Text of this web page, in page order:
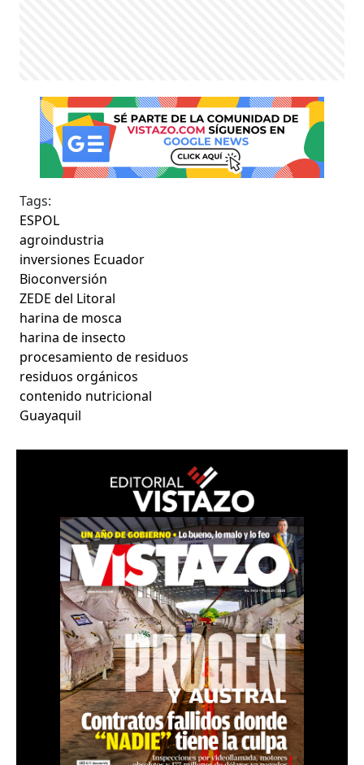
Tags:
ESPOL
agroindustria
inversiones Ecuador
Bioconversión
ZEDE del Litoral
harina de mosca
harina de insecto
procesamiento de residuos
residuos orgánicos
contenido nutricional
Guayaquil